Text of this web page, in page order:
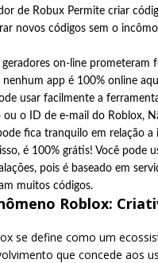
de Robux Permite criar
novos códigos sem o
on-line prometeram
nenhum app é 100% online
usar facilmente a
ou o ID de e-mail do Roblox,
fica tranquilo em relação a
é 100% grátis! Você pode
pois é baseado em
muitos códigos.
Roblox:
se define como um
que concede aos